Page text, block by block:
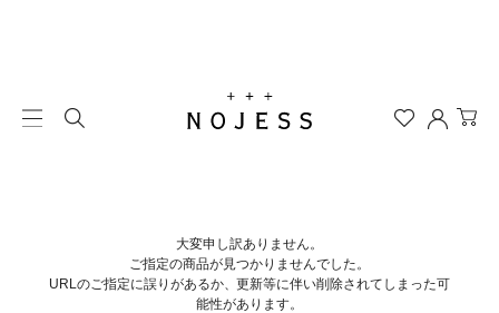
大変申し訳ありません。
ご指定の商品が見つかりませんでした。
URLのご指定に誤りがあるか、更新等に伴い削除されてしまった可
能性があります。